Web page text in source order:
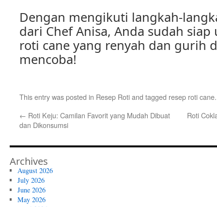
Dengan mengikuti langkah-
dari Chef Anisa, Anda sudah
roti cane yang renyah dan gurih
mencoba!
This entry was posted in Resep Rotiand tagged resep roti cane
← Roti Keju: Camilan Favorit yang Mudah Dibuat
dan Dikonsumsi
Roti
Archives
August 2026
July 2026
June 2026
May 2026